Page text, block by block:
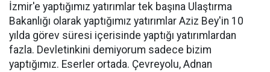
İzmir'e yaptığımız yatırımlar tek başına Ulaştırma
Bakanlığı olarak yaptığımız yatırımlar Aziz Bey'in 10
yılda görev süresi içerisinde yaptığı yatırımlardan
fazla. Devletinkini demiyorum sadece bizim
yaptığımız. Eserler ortada. Çevreyolu, Adnan